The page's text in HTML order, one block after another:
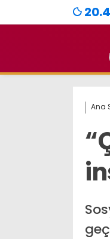
20.4
Ana